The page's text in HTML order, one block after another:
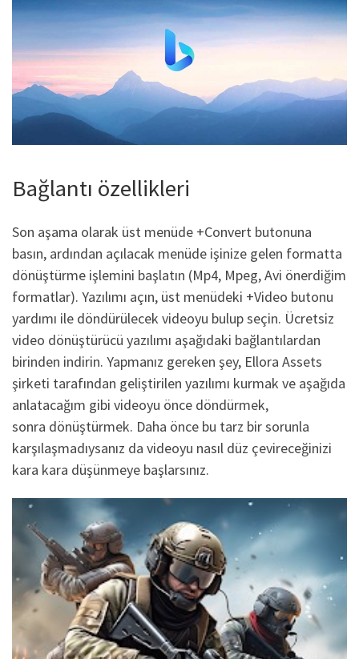
Bağlantı özellikleri
Son aşama olarak üst menüde +Convert butonuna
basın, ardından açılacak menüde işinize gelen formatta
dönüştürme işlemini başlatın (Mp4, Mpeg, Avi önerdiğim
formatlar). Yazılımı açın, üst menüdeki +Video butonu
yardımı ile döndürülecek videoyu bulup seçin. Ücretsiz
video dönüştürücü yazılımı aşağıdaki bağlantılardan
birinden indirin. Yapmanız gereken şey, Ellora Assets
şirketi tarafından geliştirilen yazılımı kurmak ve aşağıda
anlatacağım gibi videoyu önce döndürmek,
sonra dönüştürmek. Daha önce bu tarz bir sorunla
karşılaşmadıysanız da videoyu nasıl düz çevireceğinizi
kara kara düşünmeye başlarsınız.